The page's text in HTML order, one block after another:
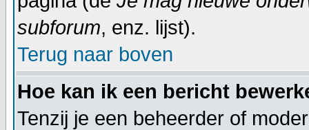
subforum, enz. lijst).
Terug naar boven
Hoe kan ik een bericht
Tenzij je een beheerder of